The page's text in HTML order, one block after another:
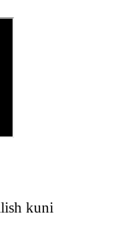
kuni